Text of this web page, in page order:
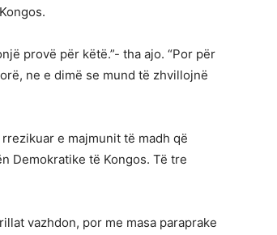
provë për këtë.”- tha ajo. “Por për
ne e dimë se mund të zhvillojnë
e majmunit të madh që
Demokratike të Kongos. Të tre
vazhdon, por me masa paraprake